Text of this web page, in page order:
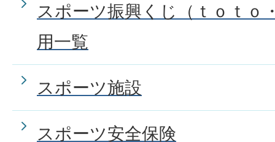
スポーツ振興くじ（ｔｏｔｏ
用一覧
スポーツ施設
スポーツ安全保険